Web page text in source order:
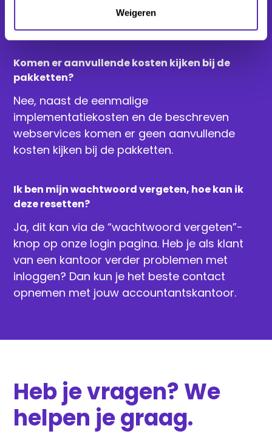
Weigeren
Twijfel je of koppeling mogelijk is? Neem dan
contact op, we denken graag met je mee.
Komen er aanvullende kosten kijken bij de
pakketten?
Nee, naast de eenmalige
implementatiekosten en de beschreven
webservices komen er geen aanvullende
kosten kijken bij de pakketten.
Ik ben mijn wachtwoord vergeten, hoe kan ik
deze resetten?
Ja, dit kan via de “wachtwoord vergeten”-
knop op onze login pagina. Heb je als klant
van een kantoor verder problemen met
inloggen? Dan kun je het beste contact
opnemen met jouw accountantskantoor.
Heb je vragen? We
helpen je graag.